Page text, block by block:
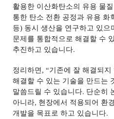
활용한 이산화탄소의 유용 물
통한 탄소 전환 공정과 유용 화
등) 동시 생산을 연구하고 있으
문제를 통합적으로 해결할 수
추진하고 있습니다.
정리하면 , “기존에 잘 해결되지
해결할 수 있는 기술을 만드는
말씀드릴 수 있습니다. 단순히
아니라, 현장에서 적용되어 환
개발을 목표로 하고 있습니다.